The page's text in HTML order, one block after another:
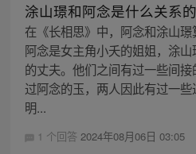
涂山璟和阿念是什么关系
在《长相思》中，阿念和涂山璟
阿念是女主角小夭的姐姐，涂
的丈夫。他们之间有过一些间
过阿念的玉，两人因此有过一
明...
1 个回答 2024年08月06日 03:05